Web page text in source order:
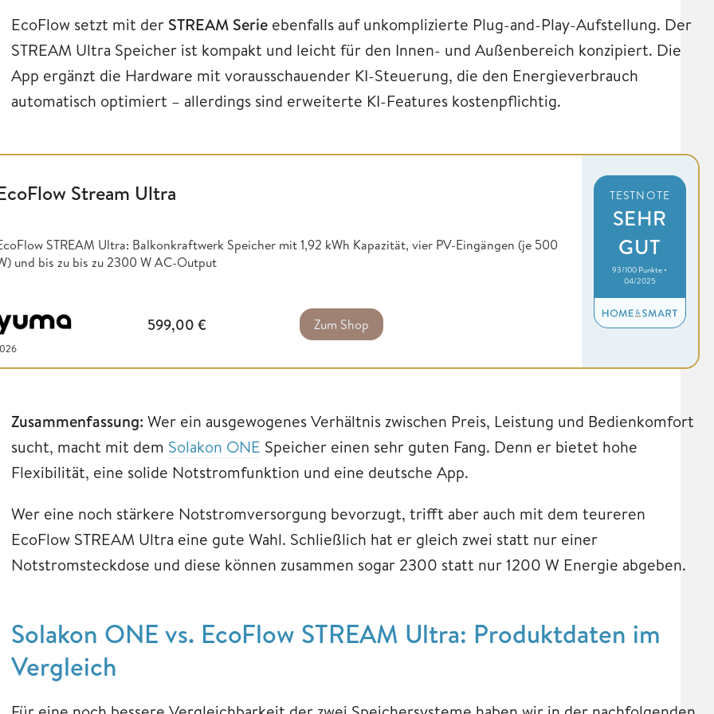
EcoFlow setzt mit der STREAM Serieebenfalls auf unkomplizierte Plug-and-Play-Aufstellung. Der
STREAM Ultra Speicher ist kompakt und leicht für den Innen- und Außenbereich konzipiert. Die
App ergänzt die Hardware mit vorausschauender KI-Steuerung, die den Energieverbrauch
automatisch optimiert – allerdings sind erweiterte KI-Features kostenpflichtig.
Stream Ultra
STREAM Ultra: Balkonkraftwerk Speicher mit 1,92 kWh Kapazität, vier PV-Eingängen (je 500
und bis zu bis zu 2300 W AC-Output
599,00€ Zum Shop
TESTNOTE
SEHR
GUT
93/100 Punkte •
04/2025
Zusammenfassung: Wer ein ausgewogenes Verhältnis zwischen Preis, Leistung und Bedienkomfort
sucht, macht mit dem Solakon ONE Speicher einen sehr guten Fang. Denn er bietet hohe
Flexibilität, eine solide Notstromfunktion und eine deutsche App.
Wer eine noch stärkere Notstromversorgung bevorzugt, trifft aber auch mit dem teureren
EcoFlow STREAM Ultra eine gute Wahl. Schließlich hat er gleich zwei statt nur einer
Notstromsteckdose und diese können zusammen sogar 2300 statt nur 1200 W Energie abgeben.
Solakon ONE vs. EcoFlow STREAM Ultra: Produktdaten im
Vergleich